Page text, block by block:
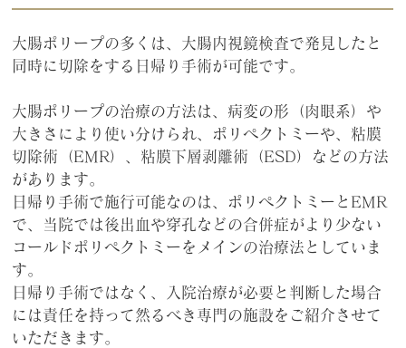
大腸ポリープの多くは、大腸内視鏡検査で発見したと
同時に切除をする日帰り手術が可能です。
大腸ポリープの治療の方法は、病変の形（肉眼系）や
大きさにより使い分けられ、ポリペクトミーや、粘膜
切除術（EMR）、粘膜下層剥離術（ESD）などの方法
があります。
日帰り手術で施行可能なのは、ポリペクトミーとEMR
で、当院では後出血や穿孔などの合併症がより少ない
コールドポリペクトミーをメインの治療法としていま
す。
日帰り手術ではなく、入院治療が必要と判断した場合
には責任を持って然るべき専門の施設をご紹介させて
いただきます。